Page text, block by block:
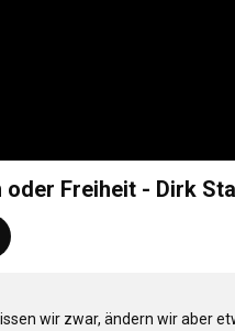
oder Freiheit - Dirk
wir zwar, ändern wir aber